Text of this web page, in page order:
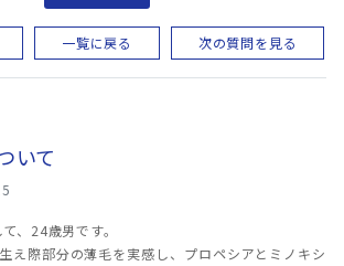
一覧に戻る 次の質問を見る
いて
、24歳男です。
え際部分の薄毛を実感し、プロペシアとミノキシ